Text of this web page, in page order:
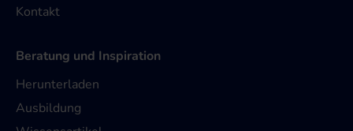
Kontakt
Beratung und Inspiration
Herunterladen
Ausbildung